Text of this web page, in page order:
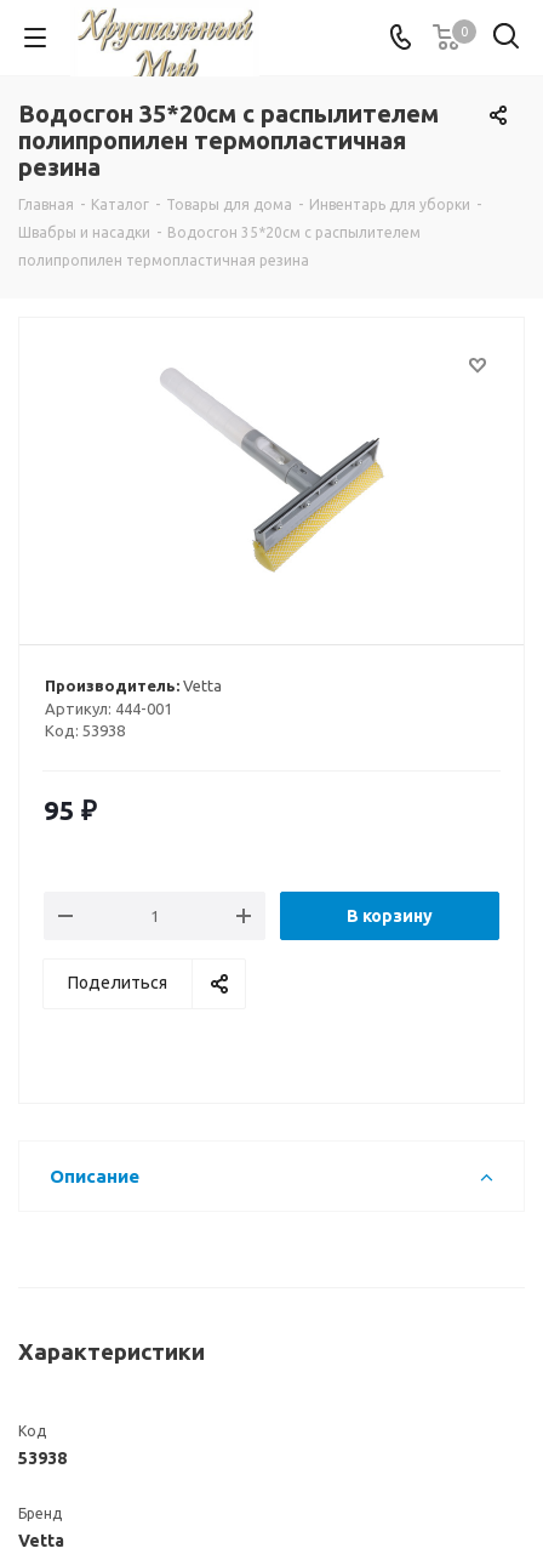
0
Водосгон 35*20см с распылителем
полипропилен термопластичная
резина
Главная - Каталог - Товары для дома - Инвентарь для уборки -
Швабры и насадки - Водосгон 35*20см с распылителем
полипропилен термопластичная резина
Производитель: Vetta
Артикул: 444-001
Код: 53938
95 ₽
В корзину
Поделиться
Описание
Характеристики
Код
53938
Бренд
Vetta